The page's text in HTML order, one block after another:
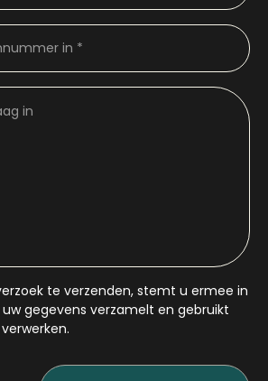
te verzenden, stemt u ermee in
uw gegevens verzamelt en gebruikt